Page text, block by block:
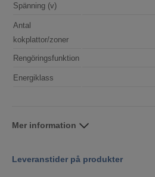
Spänning (v)
Antal
kokplattor/zoner
Rengöringsfunktion
Energiklass
Mer information
Leveranstider på produkter